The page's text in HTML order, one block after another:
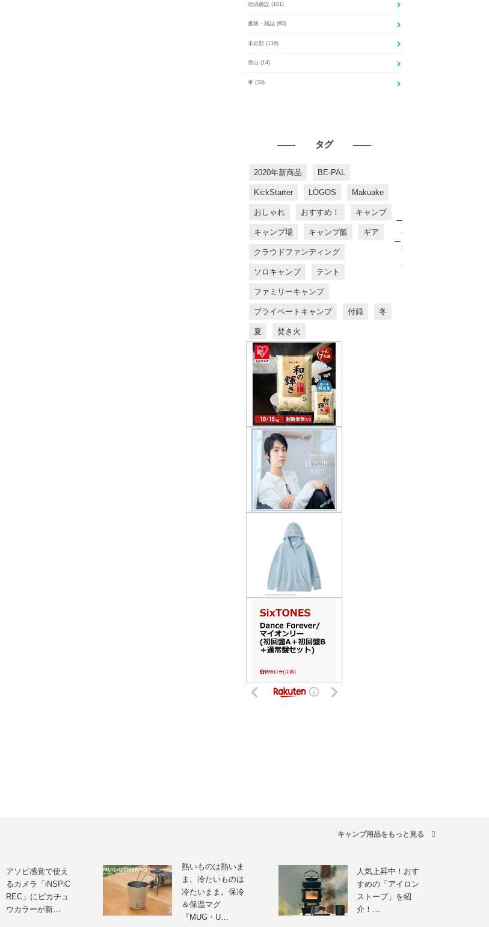
宿泊施設 (101)
書籍・雑誌 (60)
未分類 (116)
登山 (14)
車 (30)
タグ
2020年新商品 BE-PAL
KickStarter LOGOS Makuake
おしゃれ おすすめ！ キャンプ
キャンプ場 キャンプ飯 ギア
クラウドファンディング
ソロキャンプ テント
ファミリーキャンプ
プライベートキャンプ 付録 冬
夏 焚き火
す
す
め
商
品
キャンプ用品をもっと見る
アソビ感覚で使え
るカメラ「iNSPiC
REC」にピカチュ
ウカラーが新…
熱いものは熱いま
ま、冷たいものは
冷たいまま。保冷
＆保温マグ
『MUG・U…
人気上昇中！おす
すめの「アイロン
ストーブ」を紹
介！…